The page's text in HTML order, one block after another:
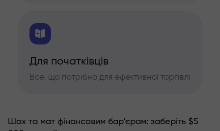
Для початківців
Все, що потрібно для ефективної торгівлі
Шах та мат фінансовим бар'єрам: заберіть $5